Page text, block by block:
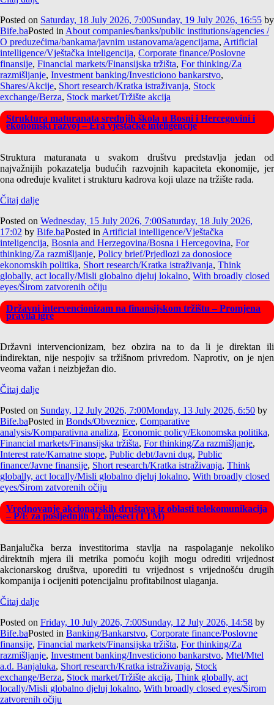
Posted on Saturday, 18 July 2026, 7:00Sunday, 19 July 2026, 16:55 by
Bife.baPosted in About companies/banks/public institutions/agencies /
O preduzećima/bankama/javnim ustanovama/agencijama, Artificial
intelligence/Vještačka inteligencija, Corporate finance/Poslovne
finansije, Financial markets/Finansijska tržišta, For thinking/Za
razmišljanje, Investment banking/Investiciono bankarstvo,
Shares/Akcije, Short research/Kratka istraživanja, Stock
exchange/Berza, Stock market/Tržište akcija
Struktura maturanata srednjih škola u Bosni i Hercegovini i
ekonomski razvoj – Era vještačke inteligencije
Struktura maturanata u svakom društvu predstavlja jedan od
najvažnijih pokazatelja budućih razvojnih kapaciteta ekonomije, jer
ona određuje kvalitet i strukturu kadrova koji ulaze na tržište rada.
Čitaj dalje
Posted on Wednesday, 15 July 2026, 7:00Saturday, 18 July 2026,
17:02 by Bife.baPosted in Artificial intelligence/Vještačka
inteligencija, Bosnia and Herzegovina/Bosna i Hercegovina, For
thinking/Za razmišljanje, Policy brief/Prjedlozi za donosioce
ekonomskih politika, Short research/Kratka istraživanja, Think
globally, act locally/Misli globalno djeluj lokalno, With broadly closed
eyes/Širom zatvorenih očiju
Državni intervencionizam na finansijskom tržištu – Promjena
pravila igre
Državni intervencionizam, bez obzira na to da li je direktan ili
indirektan, nije nespojiv sa tržišnom privredom. Naprotiv, on je njen
veoma važan i neizbježan dio.
Čitaj dalje
Posted on Sunday, 12 July 2026, 7:00Monday, 13 July 2026, 6:50 by
Bife.baPosted in Bonds/Obveznice, Comparative
analysis/Komparativna analiza, Economic policy/Ekonomska politika,
Financial markets/Finansijska tržišta, For thinking/Za razmišljanje,
Interest rate/Kamatne stope, Public debt/Javni dug, Public
finance/Javne finansije, Short research/Kratka istraživanja, Think
globally, act locally/Misli globalno djeluj lokalno, With broadly closed
eyes/Širom zatvorenih očiju
Vrednovanje akcionarskih društava iz oblasti telekomunikacija
– P/E za posljednjih 12 mjeseci (TTM)
Banjalučka berza investitorima stavlja na raspolaganje nekoliko
direktnih mjera ili metrika pomoću kojih mogu odrediti vrijednost
akcionarskog društva, uporediti tu vrijednost s vrijednošću drugih
kompanija i ocijeniti potencijalnu profitabilnost ulaganja.
Čitaj dalje
Posted on Friday, 10 July 2026, 7:00Sunday, 12 July 2026, 14:58 by
Bife.baPosted in Banking/Bankarstvo, Corporate finance/Poslovne
finansije, Financial markets/Finansijska tržišta, For thinking/Za
razmišljanje, Investment banking/Investiciono bankarstvo, Mtel/Mtel
a.d. Banjaluka, Short research/Kratka istraživanja, Stock
exchange/Berza, Stock market/Tržište akcija, Think globally, act
locally/Misli globalno djeluj lokalno, With broadly closed eyes/Širom
zatvorenih očiju